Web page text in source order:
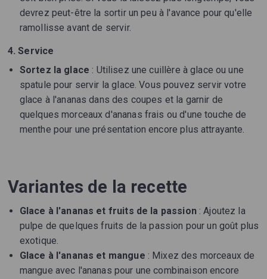
devrez peut-être la sortir un peu à l'avance pour qu'elle
ramollisse avant de servir.
4. Service
Sortez la glace : Utilisez une cuillère à glace ou une
spatule pour servir la glace. Vous pouvez servir votre
glace à l'ananas dans des coupes et la garnir de
quelques morceaux d'ananas frais ou d'une touche de
menthe pour une présentation encore plus attrayante.
Variantes de la recette
Glace à l'ananas et fruits de la passion: Ajoutez la
pulpe de quelques fruits de la passion pour un goût plus
exotique.
Glace à l'ananas et mangue : Mixez des morceaux de
mangue avec l'ananas pour une combinaison encore